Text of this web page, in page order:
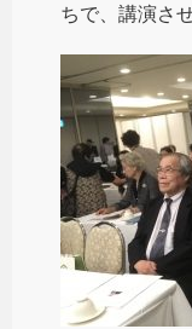
ちで、講演さ